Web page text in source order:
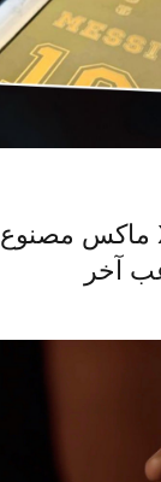
ميسي يحصل على هاتف آيفون XS ماكس مصنوع
آخر